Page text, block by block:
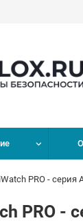
PRO - серия
PRO -